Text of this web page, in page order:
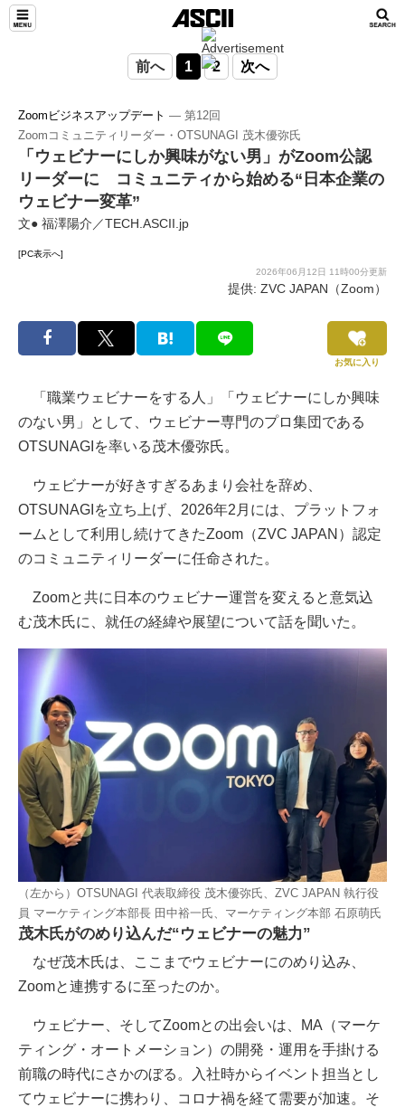
前へ 1 2 次へ
Zoomビジネスアップデート ― 第12回
Zoomコミュニティリーダー・OTSUNAGI 茂木優弥氏
「ウェビナーにしか興味がない男」がZoom公認
リーダーに コミュニティから始める“日本企業の
ウェビナー変革”
文● 福澤陽介／TECH.ASCII.jp
[PC表示へ]
2026年06月12日 11時00分更新
提供: ZVC JAPAN（Zoom）
お気に入り
「職業ウェビナーをする人」「ウェビナーにしか興味
のない男」として、ウェビナー専門のプロ集団である
OTSUNAGIを率いる茂木優弥氏。
ウェビナーが好きすぎるあまり会社を辞め、
OTSUNAGIを立ち上げ、2026年2月には、プラットフォ
ームとして利用し続けてきたZoom（ZVC JAPAN）認定
のコミュニティリーダーに任命された。
Zoomと共に日本のウェビナー運営を変えると意気込
む茂木氏に、就任の経緯や展望について話を聞いた。
（左から）OTSUNAGI 代表取締役 茂木優弥氏、ZVC JAPAN 執行役
員 マーケティング本部長 田中裕一氏、マーケティング本部 石原萌氏
茂木氏がのめり込んだ“ウェビナーの魅力”
なぜ茂木氏は、ここまでウェビナーにのめり込み、
Zoomと連携するに至ったのか。
ウェビナー、そしてZoomとの出会いは、MA（マーケ
ティング・オートメーション）の開発・運用を手掛ける
前職の時代にさかのぼる。入社時からイベント担当とし
てウェビナーに携わり、コロナ禍を経て需要が加速。そ